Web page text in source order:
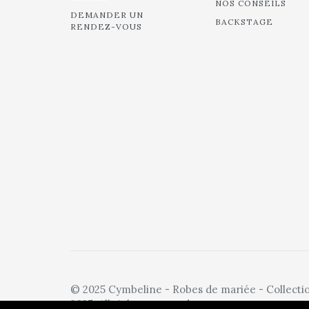
DEMANDER UN
RENDEZ-VOUS
NOS CONSEILS
BACKSTAGE
© 2025 Cymbeline - Robes de mariée -
2025. All rights reserved.